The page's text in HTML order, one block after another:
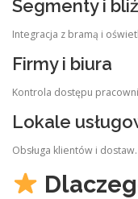
Segmenty i
Integracja z bramą i
Firmy i biura
Kontrola dostępu
Lokale
Obsługa klientów i dostaw.